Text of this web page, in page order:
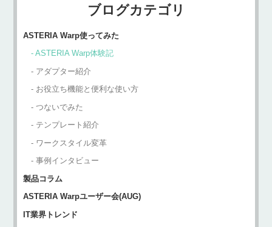
ブログカテゴリ
ASTERIA Warp使ってみた
ASTERIA Warp体験記
アダプター紹介
お役立ち機能と便利な使い方
つないでみた
テンプレート紹介
ワークスタイル変革
事例インタビュー
製品コラム
ASTERIA Warpユーザー会(AUG)
IT業界トレンド